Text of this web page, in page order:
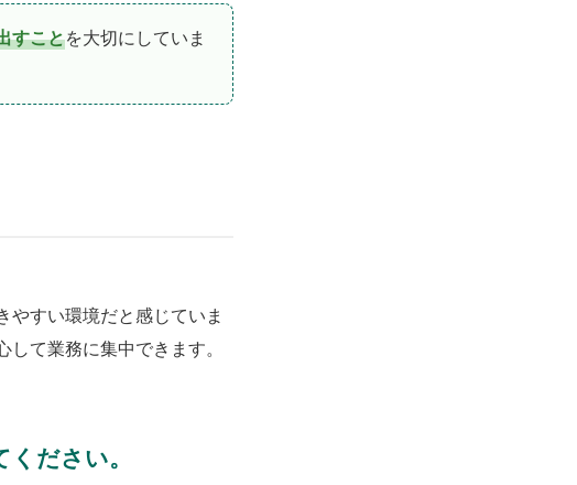
工
バシーポリシー
すことを大切にしていま
すい環境だと感じていま
て業務に集中できます。
ださい。